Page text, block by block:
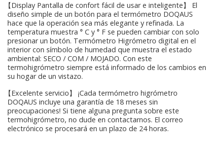
【Display Pantalla de confort fácil de usar e inteligente】 El
diseño simple de un botón para el termómetro DOQAUS
hace que la operación sea más elegante y refinada. La
temperatura muestra ° C y ° F se pueden cambiar con solo
presionar un botón. Termómetro Higrómetro digital en el
interior con símbolo de humedad que muestra el estado
ambiental: SECO / COM / MOJADO. Con este
termohigrómetro siempre está informado de los cambios en
su hogar de un vistazo.
【Excelente servicio】 ¡Cada termómetro higrómetro
DOQAUS incluye una garantía de 18 meses sin
preocupaciones! Si tiene alguna pregunta sobre este
termohigrómetro, no dude en contactarnos. El correo
electrónico se procesará en un plazo de 24 horas.